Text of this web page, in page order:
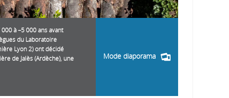
à –5 000 ans avant
du Laboratoire
Lyon 2) ont décidé
de Jalès (Ardèche), une
Mode diaporama